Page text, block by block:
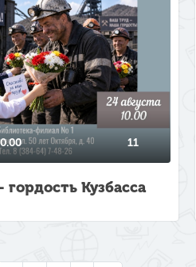
11
Кузбасса